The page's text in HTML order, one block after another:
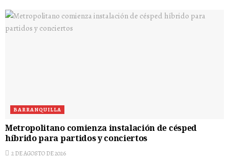
BARRANQUILLA
Metropolitano comienza instalación de césped
híbrido para partidos y conciertos
2 DE AGOSTO DE 2026